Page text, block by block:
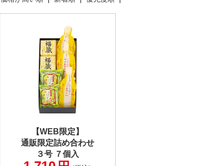
【WEB限定】
通販限定詰め合わせ
３号 ７個入